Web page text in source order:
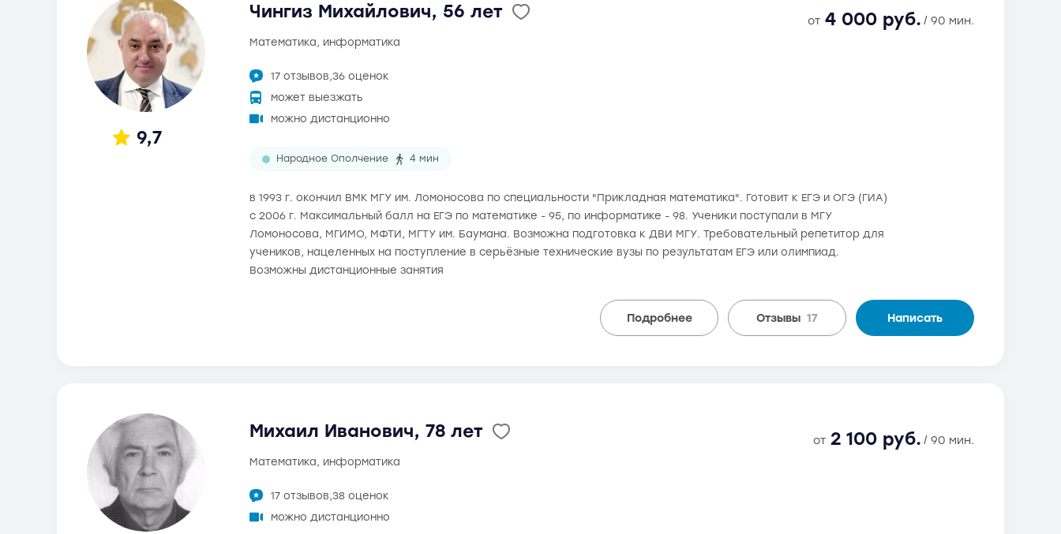
9,7
Чингиз Михайлович, 56 лет от 4 000 руб. / 90 мин.
математика, информатика
17 отзывов,36 оценок
может выезжать
можно дистанционно
Народное Ополчение 4 мин
в 1993 г. окончил ВМК МГУ им. Ломоносова по специальности "Прикладная математика". Готовит к ЕГЭ и ОГЭ (ГИА)
с 2006 г. Максимальный балл на ЕГЭ по математике - 95, по информатике - 98. Ученики поступали в МГУ
Ломоносова, МГИМО, МФТИ, МГТУ им. Баумана. Возможна подготовка к ДВИ МГУ. Требовательный репетитор для
учеников, нацеленных на поступление в серьёзные технические вузы по результатам ЕГЭ или олимпиад.
Возможны дистанционные занятия
Подробнее Отзывы 17 Написать
Михаил Иванович, 78 лет от 2 100 руб. / 90 мин.
математика, информатика
17 отзывов,38 оценок
можно дистанционно